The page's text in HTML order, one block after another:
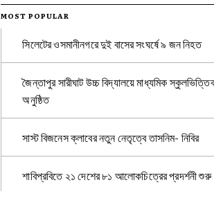
MOST POPULAR
সিলেটের ওসমানীনগরে দুই বাসের সংঘর্ষে ৯ জন নিহত
জৈন্তাপুর সারীঘাট উচ্চ বিদ্যালয়ে মাধ্যমিক
অনুষ্ঠিত
সাস্ট বিজনেস ক্লাবের নতুন নেতৃত্বে তাসনিম- নিবির
শাবিপ্রবিতে ২১ দেশের ৮১ আলোকচিত্রের প্রদর্শনী শুরু